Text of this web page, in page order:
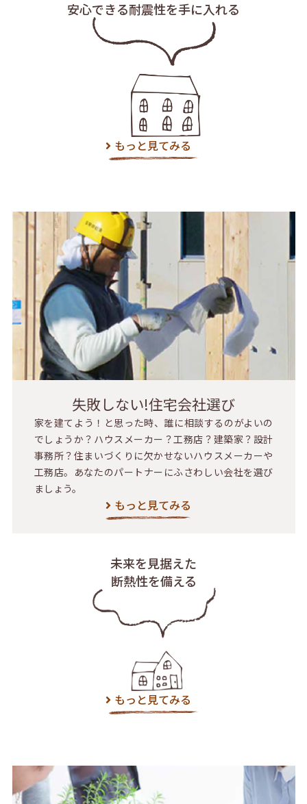
安心できる耐震性を手に入れる
もっと見てみる
失敗しない!住宅会社選び
家を建てよう！と思った時、誰に相談するのがよいの
でしょうか？ハウスメーカー？工務店？建築家？設計
事務所？住まいづくりに欠かせないハウスメーカーや
工務店。あなたのパートナーにふさわしい会社を選び
ましょう。
もっと見てみる
未来を見据えた
断熱性を備える
もっと見てみる